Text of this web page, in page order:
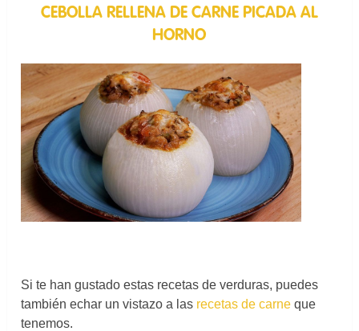
CEBOLLA RELLENA DE CARNE PICADA AL
HORNO
Si te han gustado estas recetas de verduras, puedes
también echar un vistazo a las recetas de carne que
tenemos.